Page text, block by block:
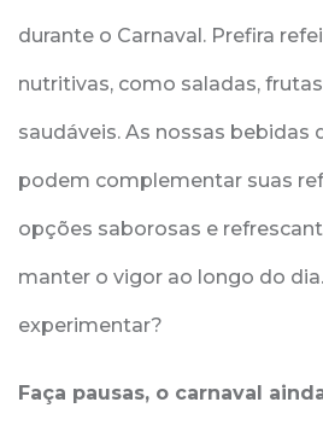
durante o Carnaval. Prefira
nutritivas, como saladas,
saudáveis. As nossas bebidas
podem complementar suas
opções saborosas e
manter o vigor ao longo do
experimentar?
Faça pausas, o carnaval